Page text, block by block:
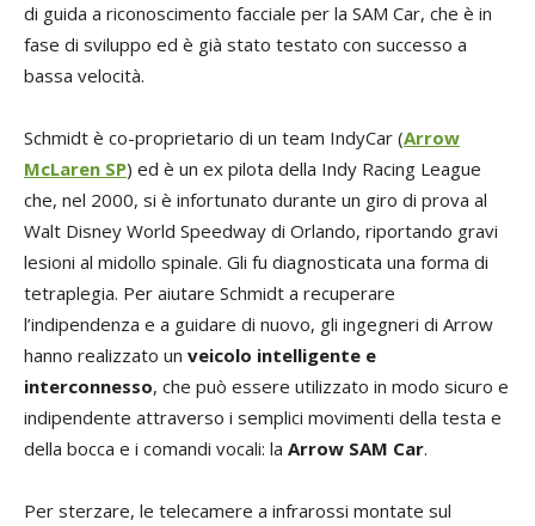
di guida a riconoscimento facciale per la SAM Car, che è in
fase di sviluppo ed è già stato testato con successo a
bassa velocità.
Schmidt è co-proprietario di un team IndyCar (Arrow
McLaren SP) ed è un ex pilota della Indy Racing League
che, nel 2000, si è infortunato durante un giro di prova al
Walt Disney World Speedway di Orlando, riportando gravi
lesioni al midollo spinale. Gli fu diagnosticata una forma di
tetraplegia. Per aiutare Schmidt a recuperare
l’indipendenza e a guidare di nuovo, gli ingegneri di Arrow
hanno realizzato un veicolo intelligente e
interconnesso, che può essere utilizzato in modo sicuro e
indipendente attraverso i semplici movimenti della testa e
della bocca e i comandi vocali: la Arrow SAM Car.
Per sterzare, le telecamere a infrarossi montate sul